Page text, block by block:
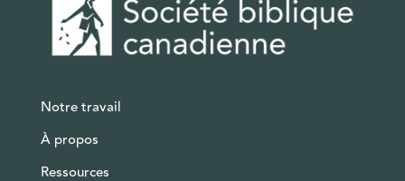
Notre travail
À propos
Ressources